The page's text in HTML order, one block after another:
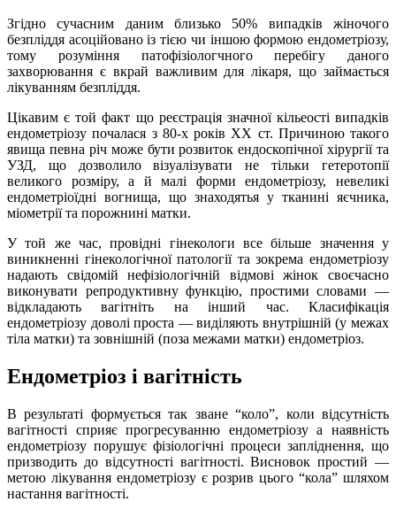
Згідно сучасним даним близько 50% випадків жіночого
безпліддя асоційовано із тією чи іншою формою ендометріозу,
тому розуміння патофізіологчного перебігу даного
захворювання є вкрай важливим для лікаря, що займається
лікуванням безпліддя.
Цікавим є той факт що реєстрація значної кільеості випадків
ендометріозу почалася з 80-х років ХХ ст. Причиною такого
явища певна річ може бути розвиток ендоскопічної хірургії та
УЗД, що дозволило візуалізувати не тільки гетеротопії
великого розміру, а й малі форми ендометріозу, невеликі
ендометріоїдні вогнища, що знаходятья у тканині яєчника,
міометрії та порожнині матки.
У той же час, провідні гінекологи все більше значення у
виникненні гінекологічної патології та зокрема ендометріозу
надають свідомій нефізіологічній відмові жінок своєчасно
виконувати репродуктивну функцію, простими словами —
відкладають вагітніть на інший час. Класифікація
ендометріозу доволі проста — виділяють внутрішній (у межах
тіла матки) та зовнішній (поза межами матки) ендометріоз.
Ендометріоз і вагітність
В результаті формується так зване “коло”, коли відсутність
вагітності сприяє прогресуванню ендометріозу а наявність
ендометріозу порушує фізіологічні процеси запліднення, що
призводить до відсутності вагітності. Висновок простий —
метою лікування ендометріозу є розрив цього “кола” шляхом
настання вагітності.